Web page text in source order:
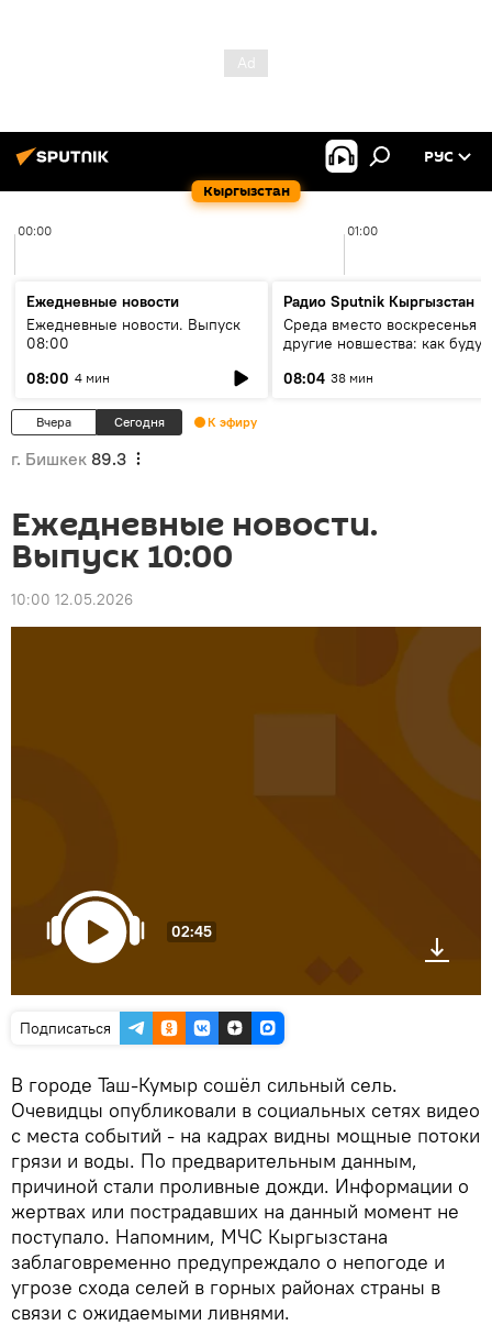
Кыргызстан
РУС
00:00 01:00
Ежедневные новости
Ежедневные новости. Выпуск
08:00
08:00 4 мин
Радио Sputnik Кыргызстан
Среда вместо воскресенья и
другие новшества: как будут
08:04 38 мин
Вчера Сегодня К эфиру
г. Бишкек 89.3
Ежедневные новости.
Выпуск 10:00
10:00 12.05.2026
02:45
Подписаться
В городе Таш-Кумыр сошёл сильный сель.
Очевидцы опубликовали в социальных сетях видео
с места событий - на кадрах видны мощные потоки
грязи и воды. По предварительным данным,
причиной стали проливные дожди. Информации о
жертвах или пострадавших на данный момент не
поступало. Напомним, МЧС Кыргызстана
заблаговременно предупреждало о непогоде и
угрозе схода селей в горных районах страны в
связи с ожидаемыми ливнями.